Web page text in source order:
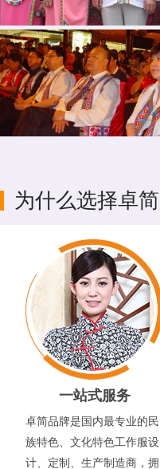
为什么选择卓简
一站式服务
卓简品牌是国内最专业的民
族特色、文化特色工作服设
计、定制、生产制造商，拥